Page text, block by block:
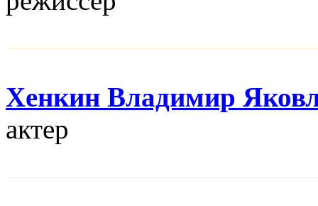
Хенкин Владимир
актер